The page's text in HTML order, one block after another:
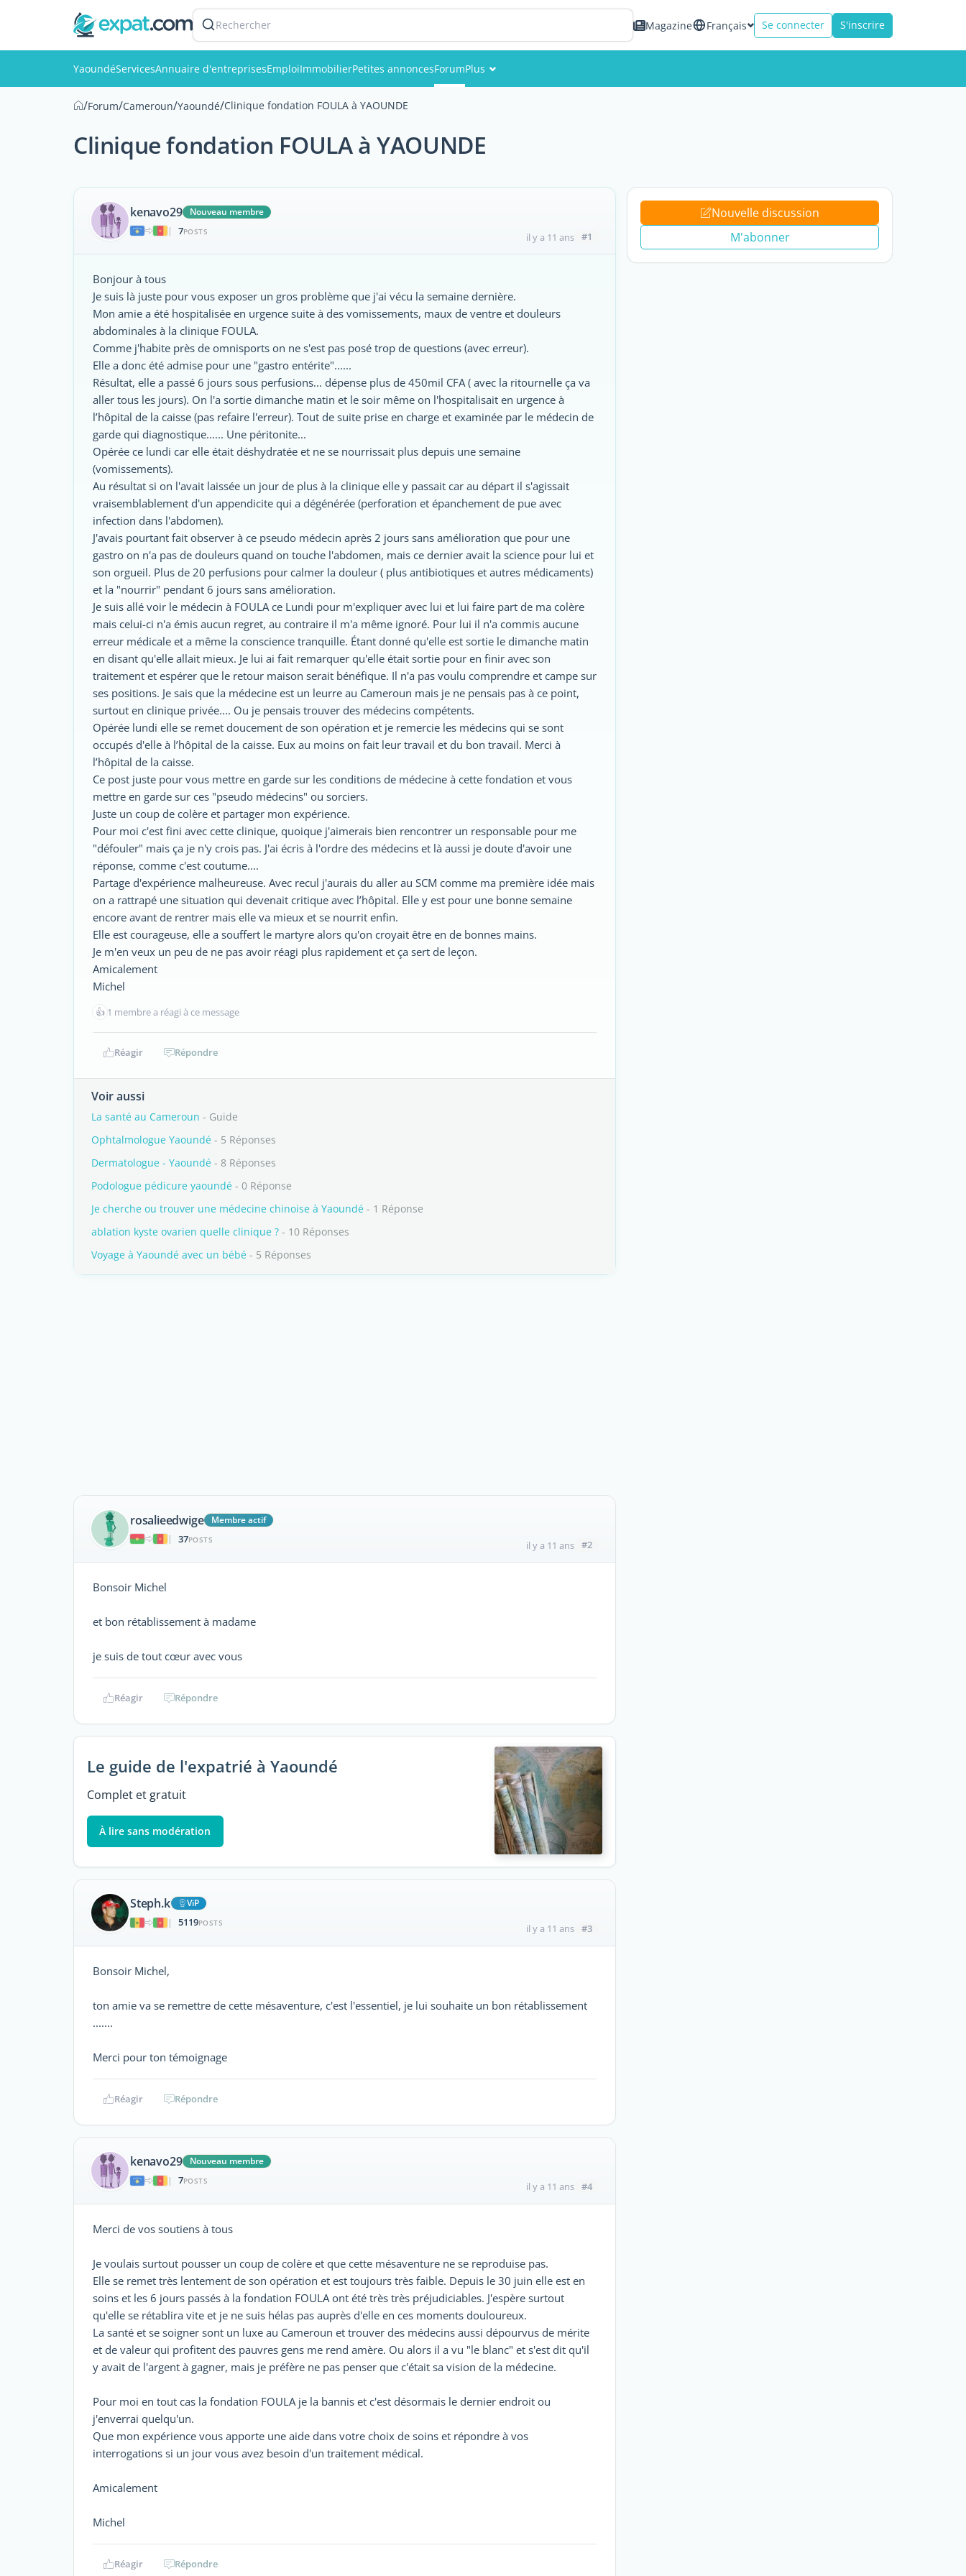
Rechercher Magazine Français Se connecter S'inscrire
YaoundéServicesAnnuaire d'entreprisesEmploiImmobilierPetites annoncesForumPlus
Membres
/Forum/Cameroun/Yaoundé/Clinique fondation FOULA à YAOUNDE
Clinique fondation FOULA à YAOUNDE
kenavo29
Nouveau membre
|
7POSTS il y a 11 ans #1
Bonjour à tous
Je suis là juste pour vous exposer un gros problème que j'ai vécu la semaine dernière.
Mon amie a été hospitalisée en urgence suite à des vomissements, maux de ventre et douleurs
abdominales à la clinique FOULA.
Comme j'habite près de omnisports on ne s'est pas posé trop de questions (avec erreur).
Elle a donc été admise pour une "gastro entérite"......
Résultat, elle a passé 6 jours sous perfusions... dépense plus de 450mil CFA ( avec la ritournelle ça va
aller tous les jours). On l'a sortie dimanche matin et le soir même on l'hospitalisait en urgence à
l’hôpital de la caisse (pas refaire l'erreur). Tout de suite prise en charge et examinée par le médecin de
garde qui diagnostique...... Une péritonite...
Opérée ce lundi car elle était déshydratée et ne se nourrissait plus depuis une semaine
(vomissements).
Au résultat si on l'avait laissée un jour de plus à la clinique elle y passait car au départ il s'agissait
vraisemblablement d'un appendicite qui a dégénérée (perforation et épanchement de pue avec
infection dans l'abdomen).
J'avais pourtant fait observer à ce pseudo médecin après 2 jours sans amélioration que pour une
gastro on n'a pas de douleurs quand on touche l'abdomen, mais ce dernier avait la science pour lui et
son orgueil. Plus de 20 perfusions pour calmer la douleur ( plus antibiotiques et autres médicaments)
et la "nourrir" pendant 6 jours sans amélioration.
Je suis allé voir le médecin à FOULA ce Lundi pour m'expliquer avec lui et lui faire part de ma colère
mais celui-ci n'a émis aucun regret, au contraire il m'a même ignoré. Pour lui il n'a commis aucune
erreur médicale et a même la conscience tranquille. Étant donné qu'elle est sortie le dimanche matin
en disant qu'elle allait mieux. Je lui ai fait remarquer qu'elle était sortie pour en finir avec son
traitement et espérer que le retour maison serait bénéfique. Il n'a pas voulu comprendre et campe sur
ses positions. Je sais que la médecine est un leurre au Cameroun mais je ne pensais pas à ce point,
surtout en clinique privée.... Ou je pensais trouver des médecins compétents.
Opérée lundi elle se remet doucement de son opération et je remercie les médecins qui se sont
occupés d'elle à l’hôpital de la caisse. Eux au moins on fait leur travail et du bon travail. Merci à
l’hôpital de la caisse.
Ce post juste pour vous mettre en garde sur les conditions de médecine à cette fondation et vous
mettre en garde sur ces "pseudo médecins" ou sorciers.
Juste un coup de colère et partager mon expérience.
Pour moi c'est fini avec cette clinique, quoique j'aimerais bien rencontrer un responsable pour me
"défouler" mais ça je n'y crois pas. J'ai écris à l'ordre des médecins et là aussi je doute d'avoir une
réponse, comme c'est coutume....
Partage d'expérience malheureuse. Avec recul j'aurais du aller au SCM comme ma première idée mais
on a rattrapé une situation qui devenait critique avec l’hôpital. Elle y est pour une bonne semaine
encore avant de rentrer mais elle va mieux et se nourrit enfin.
Elle est courageuse, elle a souffert le martyre alors qu'on croyait être en de bonnes mains.
Je m'en veux un peu de ne pas avoir réagi plus rapidement et ça sert de leçon.
Amicalement
Michel
👍 1 membre a réagi à ce message
Réagir Répondre
Voir aussi
La santé au Cameroun - Guide
Ophtalmologue Yaoundé - 5 Réponses
Dermatologue - Yaoundé - 8 Réponses
Podologue pédicure yaoundé - 0 Réponse
Je cherche ou trouver une médecine chinoise à Yaoundé - 1 Réponse
ablation kyste ovarien quelle clinique ? - 10 Réponses
Voyage à Yaoundé avec un bébé - 5 Réponses
rosalieedwige
Membre actif
|
37POSTS il y a 11 ans #2
Bonsoir Michel
et bon rétablissement à madame
je suis de tout cœur avec vous
Réagir Répondre
Le guide de l'expatrié à Yaoundé
Complet et gratuit
À lire sans modération
Steph.k
ViP
|
5119POSTS il y a 11 ans #3
Bonsoir Michel,
ton amie va se remettre de cette mésaventure, c'est l'essentiel, je lui souhaite un bon rétablissement
.......
Merci pour ton témoignage
Réagir Répondre
kenavo29
Nouveau membre
|
7POSTS il y a 11 ans #4
Merci de vos soutiens à tous
Je voulais surtout pousser un coup de colère et que cette mésaventure ne se reproduise pas.
Elle se remet très lentement de son opération et est toujours très faible. Depuis le 30 juin elle est en
soins et les 6 jours passés à la fondation FOULA ont été très très préjudiciables. J'espère surtout
qu'elle se rétablira vite et je ne suis hélas pas auprès d'elle en ces moments douloureux.
La santé et se soigner sont un luxe au Cameroun et trouver des médecins aussi dépourvus de mérite
et de valeur qui profitent des pauvres gens me rend amère. Ou alors il a vu "le blanc" et s'est dit qu'il
y avait de l'argent à gagner, mais je préfère ne pas penser que c'était sa vision de la médecine.
Pour moi en tout cas la fondation FOULA je la bannis et c'est désormais le dernier endroit ou
j'enverrai quelqu'un.
Que mon expérience vous apporte une aide dans votre choix de soins et répondre à vos
interrogations si un jour vous avez besoin d'un traitement médical.
Amicalement
Michel
Réagir Répondre
Nouvelle discussion
M'abonner